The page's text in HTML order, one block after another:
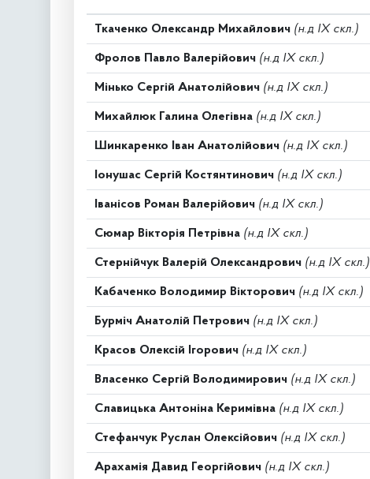
Ткаченко Олександр Михайлович (н.д IX скл.)
Фролов Павло Валерійович (н.д IX скл.)
Мінько Сергій Анатолійович (н.д IX скл.)
Михайлюк Галина Олегівна (н.д IX скл.)
Шинкаренко Іван Анатолійович (н.д IX скл.)
Іонушас Сергій Костянтинович (н.д IX скл.)
Іванісов Роман Валерійович (н.д IX скл.)
Сюмар Вікторія Петрівна (н.д IX скл.)
Стернійчук Валерій Олександрович (н.д IX скл.)
Кабаченко Володимир Вікторович (н.д IX скл.)
Бурміч Анатолій Петрович (н.д IX скл.)
Красов Олексій Ігорович (н.д IX скл.)
Власенко Сергій Володимирович (н.д IX скл.)
Славицька Антоніна Керимівна (н.д IX скл.)
Стефанчук Руслан Олексійович (н.д IX скл.)
Арахамія Давид Георгійович (н.д IX скл.)